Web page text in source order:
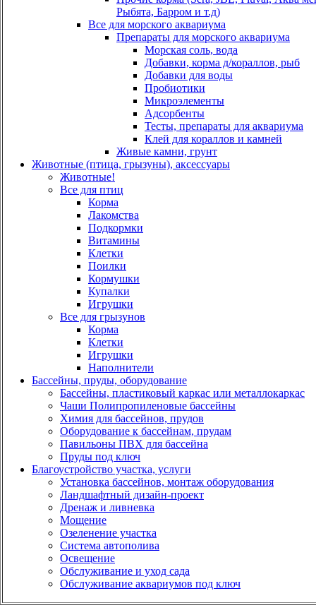
Рыбята, Барром и т.д)
Все для морского аквариума
Препараты для морского аквариума
Морская соль, вода
Добавки, корма д/кораллов, рыб
Добавки для воды
Пробиотики
Микроэлементы
Адсорбенты
Тесты, препараты для аквариума
Клей для кораллов и камней
Живые камни, грунт
Животные (птица, грызуны), аксессуары
Животные!
Все для птиц
Корма
Лакомства
Подкормки
Витамины
Клетки
Поилки
Кормушки
Купалки
Игрушки
Все для грызунов
Корма
Клетки
Игрушки
Наполнители
Бассейны, пруды, оборудование
Бассейны, пластиковый каркас или металлокаркас
Чаши Полипропиленовые бассейны
Химия для бассейнов, прудов
Оборудование к бассейнам, прудам
Павильоны ПВХ для бассейна
Пруды под ключ
Благоустройство участка, услуги
Установка бассейнов, монтаж оборудования
Ландшафтный дизайн-проект
Дренаж и ливневка
Мощение
Озеленение участка
Система автополива
Освещение
Обслуживание и уход сада
Обслуживание аквариумов под ключ